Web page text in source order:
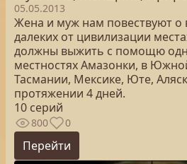
05.05.2013
Жена и муж нам повествуют
далеких от цивилизации
должны выжить с помощю
местностях Амазонки, в
Тасмании, Мексике, Юте,
протяжении 4 дней.
10 серий
800 0
Перейти